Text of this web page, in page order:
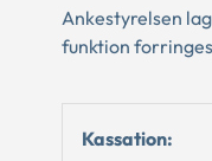
Ankestyrelsen
funktion
Kassation: